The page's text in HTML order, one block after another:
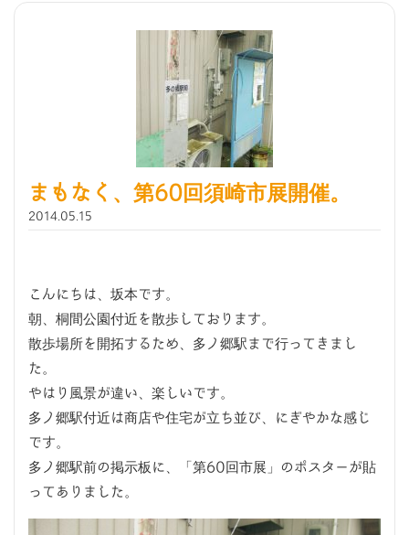
まもなく、第60回須崎市展開催。
2014.05.15
こんにちは、坂本です。
朝、桐間公園付近を散歩しております。
散歩場所を開拓するため、多ノ郷駅まで行ってきまし
た。
やはり風景が違い、楽しいです。
多ノ郷駅付近は商店や住宅が立ち並び、にぎやかな感じ
です。
多ノ郷駅前の掲示板に、「第60回市展」のポスターが貼
ってありました。